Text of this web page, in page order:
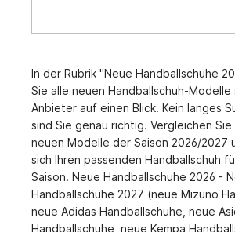
In der Rubrik "Neue Handballschuhe
Sie alle neuen Handballschuh-Modelle
Anbieter auf einen Blick. Kein langes
sind Sie genau richtig. Vergleichen
neuen Modelle der Saison 2026/2027
sich Ihren passenden Handballschuh
Saison. Neue Handballschuhe 2026 -
Handballschuhe 2027 (neue Mizuno
neue Adidas Handballschuhe, neue
Handballschuhe, neue Kempa